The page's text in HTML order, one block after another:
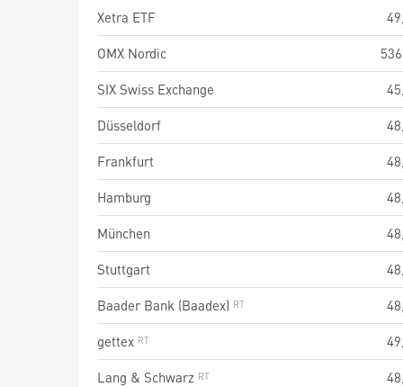
Xetra ETF
OMX Nordic
SIX Swiss Exchange
Düsseldorf
Frankfurt
Hamburg
München
Stuttgart
Baader Bank (Baadex)
gettex
Lang & Schwarz